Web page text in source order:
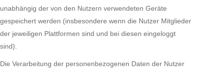
unabhängig der von den Nutzern verwendeten Geräte
gespeichert werden (insbesondere wenn die Nutzer Mitglieder
der jeweiligen Plattformen sind und bei diesen eingeloggt
sind).
Die Verarbeitung der personenbezogenen Daten der Nutzer